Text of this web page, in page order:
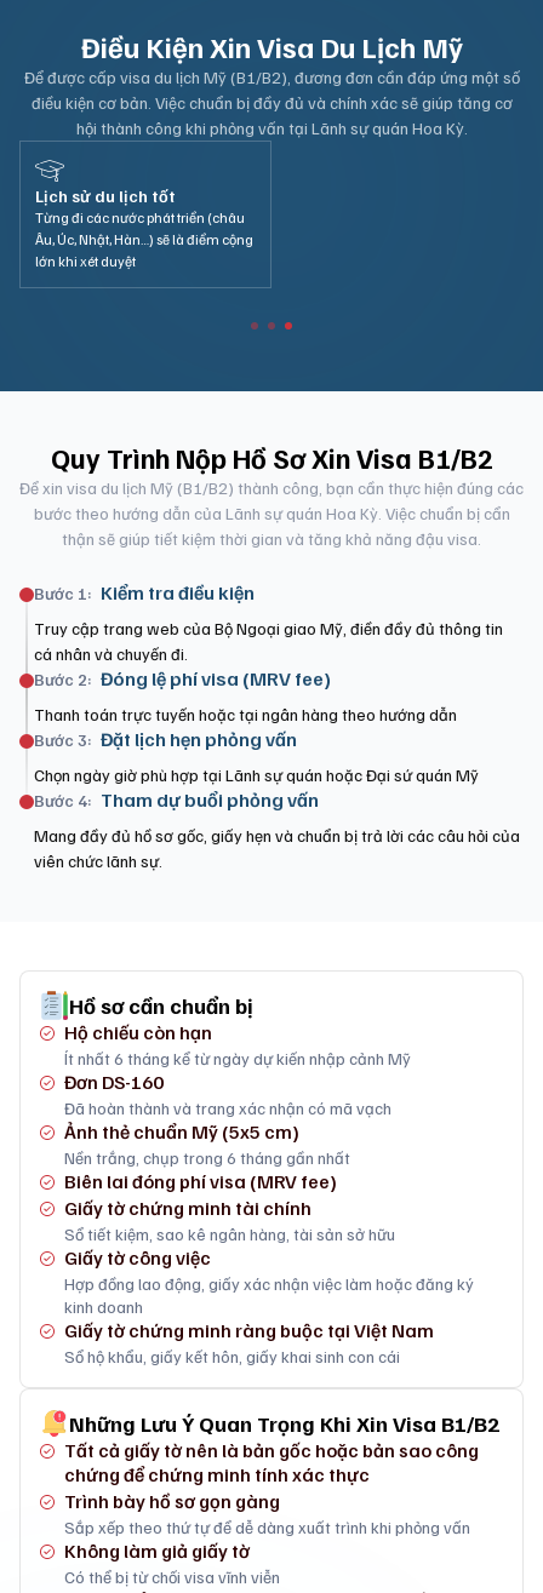
Điều Kiện Xin Visa Du Lịch Mỹ
Để được cấp visa du lịch Mỹ (B1/B2), đương đơn cần đáp ứng một số
điều kiện cơ bản. Việc chuẩn bị đầy đủ và chính xác sẽ giúp tăng cơ
hội thành công khi phỏng vấn tại Lãnh sự quán Hoa Kỳ.
Lịch sử du lịch tốt
Từng đi các nước phát triển (châu
Âu, Úc, Nhật, Hàn…) sẽ là điểm cộng
lớn khi xét duyệt
Quy Trình Nộp Hồ Sơ Xin Visa B1/B2
Để xin visa du lịch Mỹ (B1/B2) thành công, bạn cần thực hiện đúng các
bước theo hướng dẫn của Lãnh sự quán Hoa Kỳ. Việc chuẩn bị cẩn
thận sẽ giúp tiết kiệm thời gian và tăng khả năng đậu visa.
Bước 1: Kiểm tra điều kiện
Truy cập trang web của Bộ Ngoại giao Mỹ, điền đầy đủ thông tin
cá nhân và chuyến đi.
Bước 2: Đóng lệ phí visa (MRV fee)
Thanh toán trực tuyến hoặc tại ngân hàng theo hướng dẫn
Bước 3: Đặt lịch hẹn phỏng vấn
Chọn ngày giờ phù hợp tại Lãnh sự quán hoặc Đại sứ quán Mỹ
Bước 4: Tham dự buổi phỏng vấn
Mang đầy đủ hồ sơ gốc, giấy hẹn và chuẩn bị trả lời các câu hỏi của
viên chức lãnh sự.
Hồ sơ cần chuẩn bị
Hộ chiếu còn hạn
Ít nhất 6 tháng kể từ ngày dự kiến nhập cảnh Mỹ
Đơn DS-160
Đã hoàn thành và trang xác nhận có mã vạch
Ảnh thẻ chuẩn Mỹ (5x5 cm)
Nền trắng, chụp trong 6 tháng gần nhất
Biên lai đóng phí visa (MRV fee)
Giấy tờ chứng minh tài chính
Sổ tiết kiệm, sao kê ngân hàng, tài sản sở hữu
Giấy tờ công việc
Hợp đồng lao động, giấy xác nhận việc làm hoặc đăng ký
kinh doanh
Giấy tờ chứng minh ràng buộc tại Việt Nam
Sổ hộ khẩu, giấy kết hôn, giấy khai sinh con cái
Những Lưu Ý Quan Trọng Khi Xin Visa B1/B2
Tất cả giấy tờ nên là bản gốc hoặc bản sao công
chứng để chứng minh tính xác thực
Trình bày hồ sơ gọn gàng
Sắp xếp theo thứ tự để dễ dàng xuất trình khi phỏng vấn
Không làm giả giấy tờ
Có thể bị từ chối visa vĩnh viễn